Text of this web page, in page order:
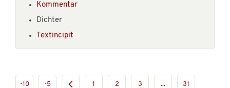
Kommentar
Dichter
Textincipit
-10 -5 1 2 3 ... 31